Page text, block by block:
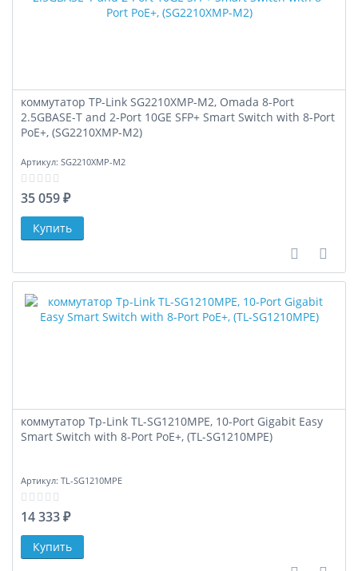
коммутатор TP-Link SG2210XMP-M2, Omada 8-Port
2.5GBASE-T and 2-Port 10GE SFP+ Smart Switch with 8-Port
PoE+, (SG2210XMP-M2)
Артикул: SG2210XMP-M2
35 059 ₽
В В
коммутатор Tp-Link TL-SG1210MPE, 10-Port Gigabit Easy
Smart Switch with 8-Port PoE+, (TL-SG1210MPE)
Артикул: TL-SG1210MPE
14 333 ₽